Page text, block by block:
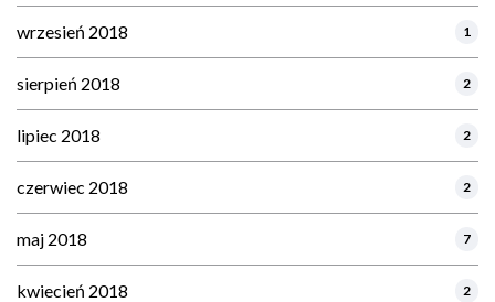
wrzesień 2018 1
sierpień 2018 2
lipiec 2018 2
czerwiec 2018 2
maj 2018 7
kwiecień 2018 2